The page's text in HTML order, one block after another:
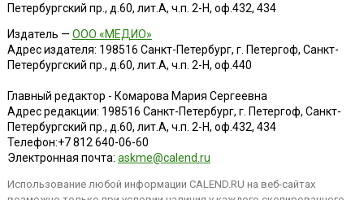
Петербургский пр., д.60, лит.А, ч.п. 2-Н, оф.432, 434
Издатель — ООО «МЕДИО»
Адрес издателя: 198516 Санкт-Петербург, г. Петергоф, Санкт-
Петербургский пр., д.60, лит.А, ч.п. 2-Н, оф.440
Главный редактор - Комарова Мария Сергеевна
Адрес редакции: 198516 Санкт-Петербург, г. Петергоф, Санкт-
Петербургский пр., д.60, лит.А, ч.п. 2-Н, оф.432, 434
Телефон:+7 812 640-06-60
Электронная почта: askme@calend.ru
Использование любой информации CALEND.RU на веб-сайтах